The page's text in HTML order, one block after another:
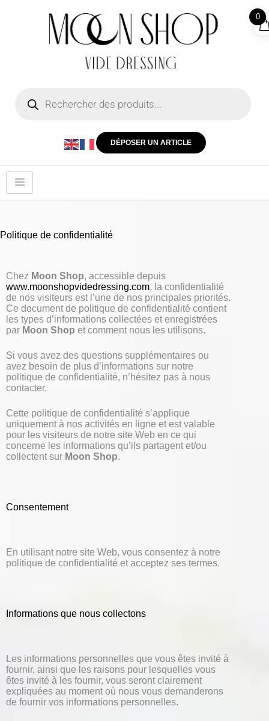
DÉPOSER UN ARTICLE
Politique de confidentialité
Chez Moon Shop, accessible depuis
www.moonshopvidedressing.com, la confidentialité
de nos visiteurs est l’une de nos principales priorités.
Ce document de politique de confidentialité contient
les types d’informations collectées et enregistrées
par Moon Shop et comment nous les utilisons.
Si vous avez des questions supplémentaires ou
avez besoin de plus d’informations sur notre
politique de confidentialité, n’hésitez pas à nous
contacter.
Cette politique de confidentialité s’applique
uniquement à nos activités en ligne et est valable
pour les visiteurs de notre site Web en ce qui
concerne les informations qu’ils partagent et/ou
collectent sur Moon Shop.
Consentement
En utilisant notre site Web, vous consentez à notre
politique de confidentialité et acceptez ses termes.
Informations que nous collectons
Les informations personnelles que vous êtes invité à
fournir, ainsi que les raisons pour lesquelles vous
êtes invité à les fournir, vous seront clairement
expliquées au moment où nous vous demanderons
de fournir vos informations personnelles.
0